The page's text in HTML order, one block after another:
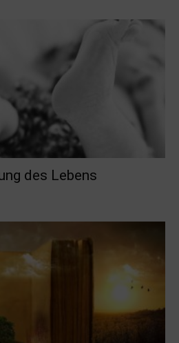
des Lebens